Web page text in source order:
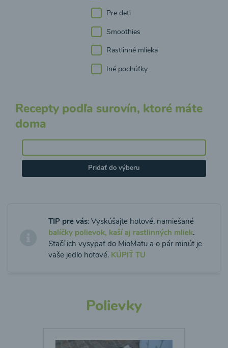
Pre deti
Smoothies
Rastlinné mlieka
Iné pochúťky
Recepty podľa surovín, ktoré máte
doma
Pridať do výberu
TIP pre vás: Vyskúšajte hotové, namiešané
balíčky polievok, kaší aj rastlinných mliek.
Stačí ich vysypať do MioMatu a o pár minút je
vaše jedlo hotové. KÚPIŤ TU
Polievky